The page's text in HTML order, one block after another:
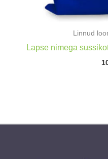
Linnud
Lapse nimega